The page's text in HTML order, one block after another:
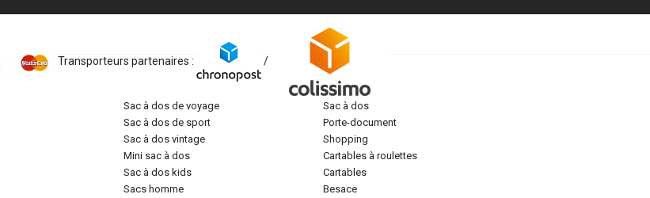
Transporteurs partenaires :
/
sac à dos de voyage
sac à dos de sport
sac à dos vintage
mini sac à dos
sac à dos kids
sacs homme
sac à dos
porte-document
shopping
cartables à roulettes
cartables
besace